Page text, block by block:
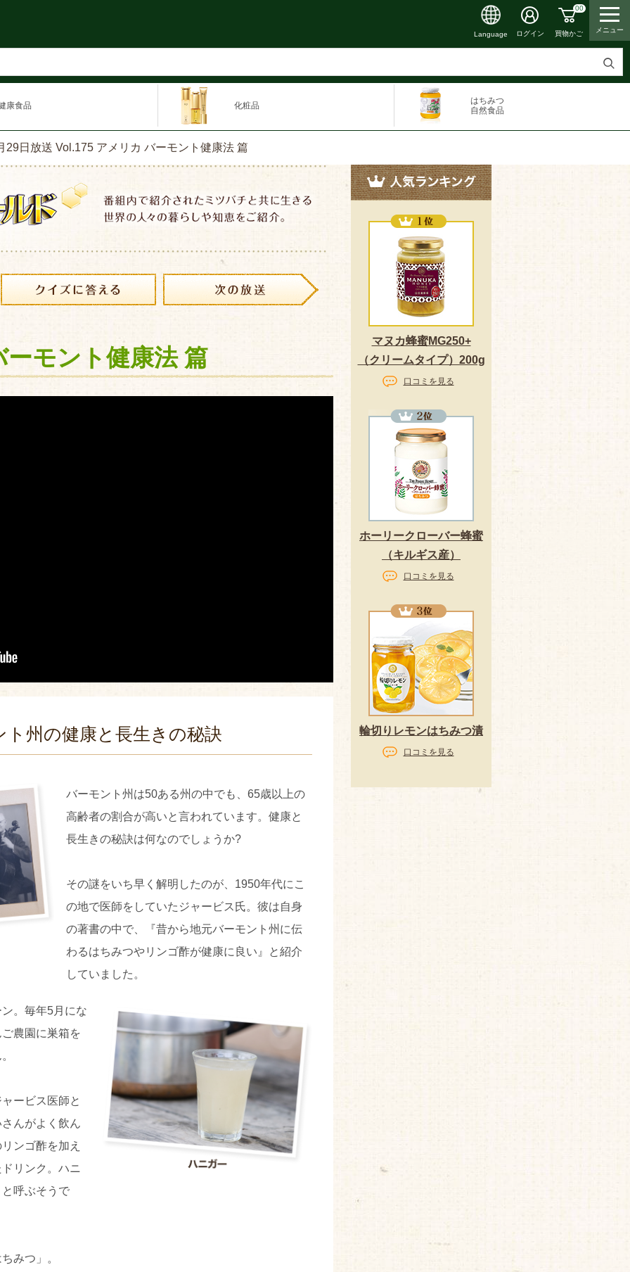
検
Language ログイン
00
買物かご メニュー
康食品 化粧品
はちみつ
自然食品
29日放送 Vol.175 アメリカ バーモント健康法 篇
モント健康法 篇
ト州の健康と長生きの秘訣
バーモント州は50ある州の中でも、65歳以上の
高齢者の割合が高いと言われています。健康と
長生きの秘訣は何なのでしょうか?
その謎をいち早く解明したのが、1950年代にこ
の地で医師をしていたジャービス氏。彼は自身
の著書の中で、『昔から地元バーモント州に伝
わるはちみつやリンゴ酢が健康に良い』と紹介
していました。
。毎年5月にな
農園に巣箱を
ービス医師と
んがよく飲ん
ンゴ酢を加え
リンク。ハニ
呼ぶそうで
みつ」。
マヌカ蜂蜜MG250+
（クリームタイプ）200g
口コミを見る
ホーリークローバー蜂蜜
（キルギス産）
口コミを見る
輪切りレモンはちみつ漬
口コミを見る